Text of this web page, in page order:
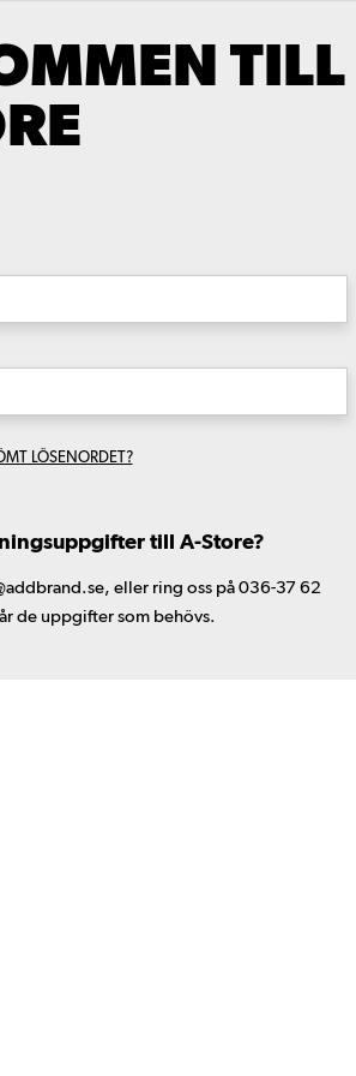
TILL
LÖSENORDET?
till A-Store?
eller ring oss på 036-37 62
de uppgifter som behövs.